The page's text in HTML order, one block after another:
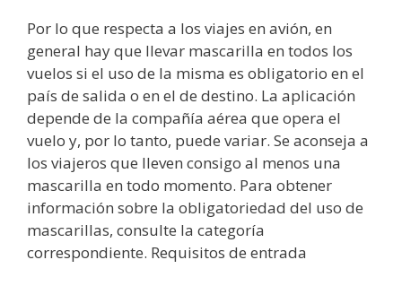
Por lo que respecta a los viajes en avión, en
general hay que llevar mascarilla en todos los
vuelos si el uso de la misma es obligatorio en el
país de salida o en el de destino. La aplicación
depende de la compañía aérea que opera el
vuelo y, por lo tanto, puede variar. Se aconseja a
los viajeros que lleven consigo al menos una
mascarilla en todo momento. Para obtener
información sobre la obligatoriedad del uso de
mascarillas, consulte la categoría
correspondiente. Requisitos de entrada